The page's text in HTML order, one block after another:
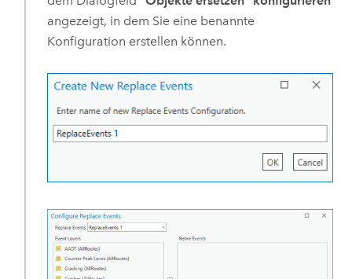
angezeigt, in dem Sie eine benannte
Konfiguration erstellen können.